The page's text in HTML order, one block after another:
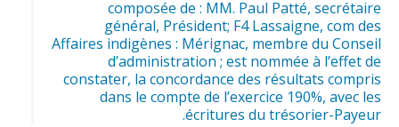
composée de : MM. Paul Patté, secrétaire
général, Président; F4 Lassaigne, com des
Affaires indigènes : Mérignac, membre du Conseil
d’administration ; est nommée à l’effet de
constater, la concordance des résultats compris
dans le compte de l’exercice 190%, avec les
écritures du trésorier-Payeur.